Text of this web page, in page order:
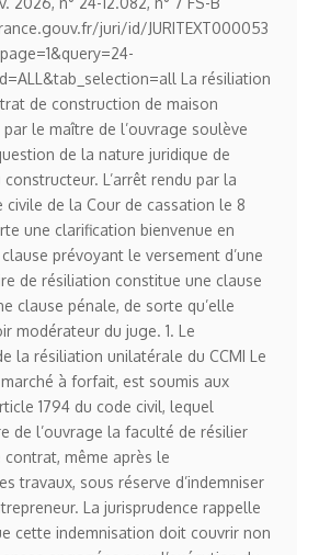
juri/id/JURITEXT000053
La résiliation
de construction de maison
par le maître de l’ouvrage soulève
de la nature juridique de
constructeur. L’arrêt rendu par la
civile de la Cour de cassation le 8
une clarification bienvenue en
prévoyant le versement d’une
de résiliation constitue une clause
clause pénale, de sorte qu’elle
modérateur du juge. 1. Le
la résiliation unilatérale du CCMI Le
à forfait, est soumis aux
1794 du code civil, lequel
de l’ouvrage la faculté de résilier
même après le
travaux, sous réserve d’indemniser
La jurisprudence rappelle
cette indemnisation doit couvrir non